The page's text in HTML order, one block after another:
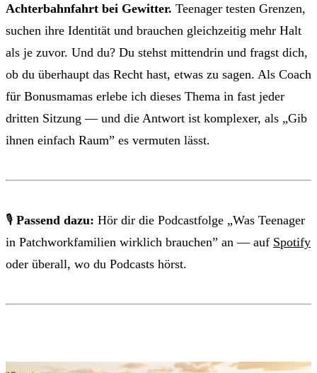
Achterbahnfahrt bei Gewitter. Teenager testen Grenzen,
suchen ihre Identität und brauchen gleichzeitig mehr Halt
als je zuvor. Und du? Du stehst mittendrin und fragst dich,
ob du überhaupt das Recht hast, etwas zu sagen. Als Coach
für Bonusmamas erlebe ich dieses Thema in fast jeder
dritten Sitzung — und die Antwort ist komplexer, als „Gib
ihnen einfach Raum” es vermuten lässt.
🎙 Passend dazu: Hör dir die Podcastfolge „Was Teenager
in Patchworkfamilien wirklich brauchen” an — auf Spotify
oder überall, wo du Podcasts hörst.